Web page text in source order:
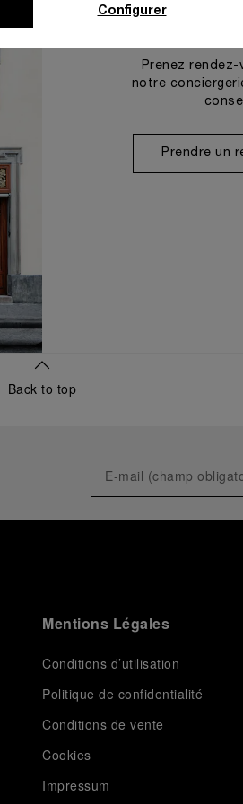
Prenez
notre
Prendre un
Back to top
Mentions Légales
Conditions d’utilisation
Politique de confidentialité
Conditions de vente
Cookies
Impressum
Configurer